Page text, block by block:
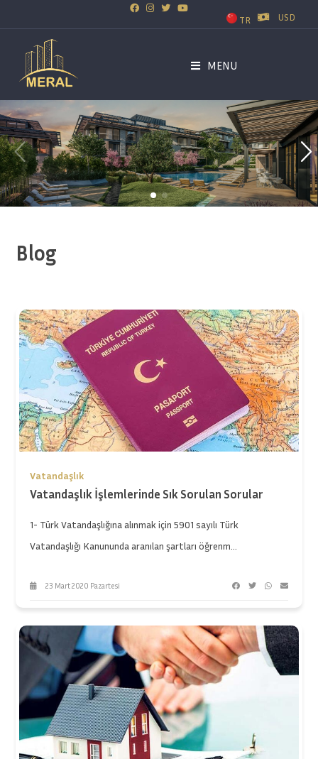
TR USD
MENU
Blog
Vatandaşlık
Vatandaşlık İşlemlerinde Sık Sorulan Sorular
1- Türk Vatandaşlığına alınmak için 5901 sayılı Türk
Vatandaşlığı Kanununda aranılan şartları öğrenm...
23 Mart 2020 Pazartesi